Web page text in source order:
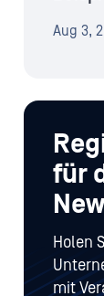
Aug 3,
für
Holen
mit